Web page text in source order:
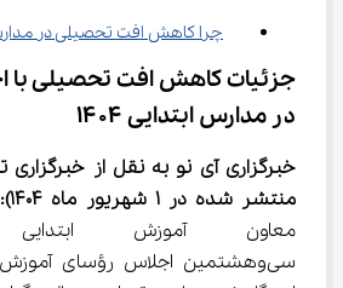
چرا کاهش افت تحصیلی در
جزئیات کاهش افت تحصیلی با
در مدارس ابتدایی ۱۴۰۴
خبرگزاری آی نو به نقل از
منتشر شده در 1 شهریور ماه 1404) :
معاون آموزش
سی‌وهشتمین اجلاس رؤسای